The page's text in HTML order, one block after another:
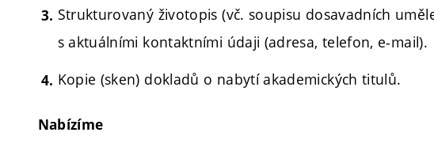
Strukturovaný životopis (vč. soupisu dosavadních
s aktuálními kontaktními údaji (adresa, telefon, e-mail).
Kopie (sken) dokladů o nabytí akademických titulů.
Nabízíme